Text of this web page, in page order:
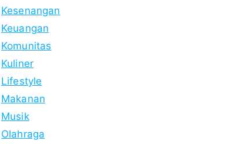
Kesenangan
Keuangan
Komunitas
Kuliner
Lifestyle
Makanan
Musik
Olahraga